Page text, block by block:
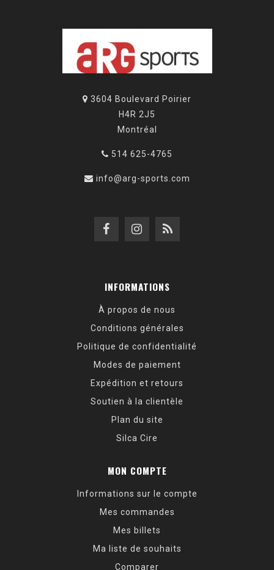
3604 Boulevard Poirier
H4R 2J5
Montréal
514 625-4765
info@arg-sports.com
INFORMATIONS
À propos de nous
Conditions générales
Politique de confidentialité
Modes de paiement
Expédition et retours
Soutien à la clientèle
Plan du site
Silca Cire
MON COMPTE
Informations sur le compte
Mes commandes
Mes billets
Ma liste de souhaits
Comparer